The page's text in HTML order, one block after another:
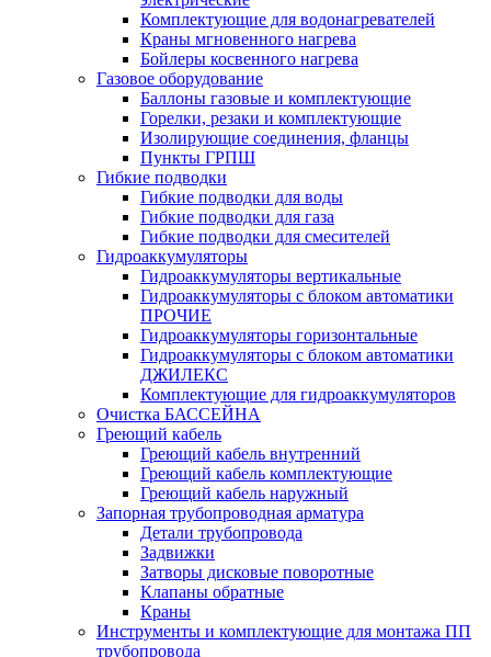
Комплектующие для водонагревателей
Краны мгновенного нагрева
Бойлеры косвенного нагрева
Газовое оборудование
Баллоны газовые и комплектующие
Горелки, резаки и комплектующие
Изолирующие соединения, фланцы
Пункты ГРПШ
Гибкие подводки
Гибкие подводки для воды
Гибкие подводки для газа
Гибкие подводки для смесителей
Гидроаккумуляторы
Гидроаккумуляторы вертикальные
Гидроаккумуляторы с блоком автоматики
ПРОЧИЕ
Гидроаккумуляторы горизонтальные
Гидроаккумуляторы с блоком автоматики
ДЖИЛЕКС
Комплектующие для гидроаккумуляторов
Очистка БАССЕЙНА
Греющий кабель
Греющий кабель внутренний
Греющий кабель комплектующие
Греющий кабель наружный
Запорная трубопроводная арматура
Детали трубопровода
Задвижки
Затворы дисковые поворотные
Клапаны обратные
Краны
Инструменты и комплектующие для монтажа ПП
трубопровода